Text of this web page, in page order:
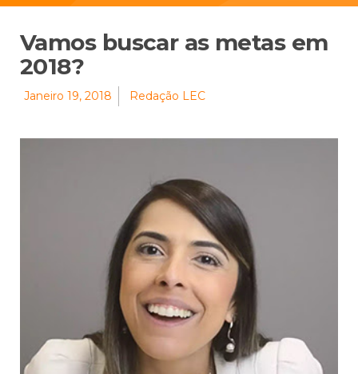
Vamos buscar as metas em
2018?
Janeiro 19, 2018 Redação LEC